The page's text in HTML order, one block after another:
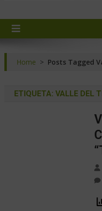
Home > Posts Tagged
ETIQUETA: VALLE DEL